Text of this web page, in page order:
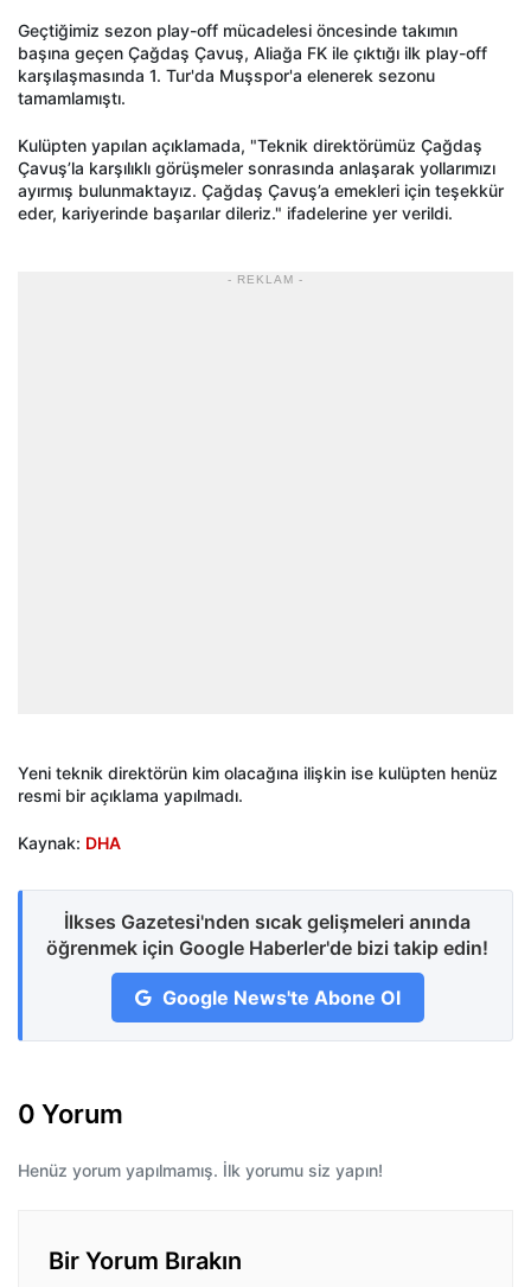
Geçtiğimiz sezon play-off mücadelesi öncesinde takımın
başına geçen Çağdaş Çavuş, Aliağa FK ile çıktığı ilk play-off
karşılaşmasında 1. Tur'da Muşspor'a elenerek sezonu
tamamlamıştı.
Kulüpten yapılan açıklamada, "Teknik direktörümüz Çağdaş
Çavuş’la karşılıklı görüşmeler sonrasında anlaşarak yollarımızı
ayırmış bulunmaktayız. Çağdaş Çavuş’a emekleri için teşekkür
eder, kariyerinde başarılar dileriz." ifadelerine yer verildi.
- REKLAM -
Yeni teknik direktörün kim olacağına ilişkin ise kulüpten henüz
resmi bir açıklama yapılmadı.
Kaynak: DHA
İlkses Gazetesi'nden sıcak gelişmeleri anında
öğrenmek için Google Haberler'de bizi takip edin!
Google News'te Abone Ol
0 Yorum
Henüz yorum yapılmamış. İlk yorumu siz yapın!
Bir Yorum Bırakın